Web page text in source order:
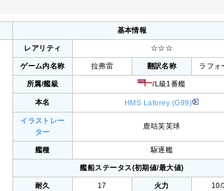
基本情報
レアリティ ☆☆☆
ゲーム内名称 拉弗雷 翻訳名称 ラフォ
所属/艦級 /L級1番艦
本名 HMS Laforey (G99)
イラストレー
ター
鹿咕芙芙球
艦種 駆逐艦
艦船ステータス(初期値/最大値)
耐久 17 火力 10/